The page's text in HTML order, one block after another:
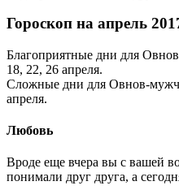
Гороскоп на апрель
Благоприятные дни для
18, 22, 26 апреля.
Сложные дни для Овнов-
апреля.
Любовь
Вроде еще вчера вы с вашей
понимали друг друга, а